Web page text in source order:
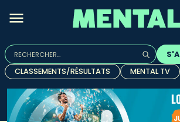
Rechercher :
Quand les résultats de l'auto-
CLASSEMENTS/RÉSULTATS
MENTAL TV